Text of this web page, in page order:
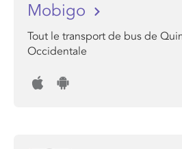
Mobigo
Tout le transport de bus de
Occidentale